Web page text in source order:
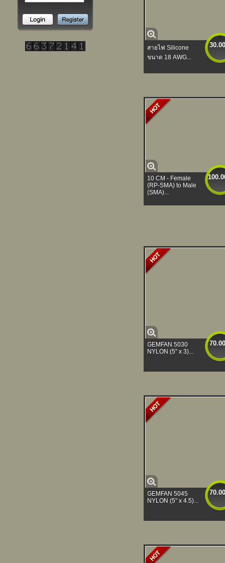
สายไฟ Silicone
ขนาด 18 AWG...
10 CM - Female
(RP-SMA) to Male
(SMA)...
GEMFAN 5030
NYLON (5" x 3)...
GEMFAN 5045
NYLON (5" x 4.5)...